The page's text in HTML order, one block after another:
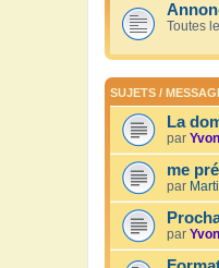
Toutes
SUJETS /
La
par
me
par
par